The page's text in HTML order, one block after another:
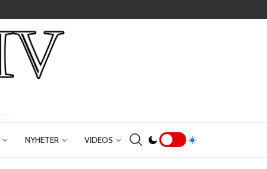
NYHETER VIDEOS